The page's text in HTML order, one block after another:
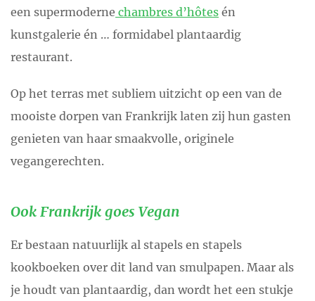
een supermoderne chambres d’hôtes én
kunstgalerie én … formidabel plantaardig
restaurant.
Op het terras met subliem uitzicht op een van de
mooiste dorpen van Frankrijk laten zij hun gasten
genieten van haar smaakvolle, originele
vegangerechten.
Ook Frankrijk goes Vegan
Er bestaan natuurlijk al stapels en stapels
kookboeken over dit land van smulpapen. Maar als
je houdt van plantaardig, dan wordt het een stukje